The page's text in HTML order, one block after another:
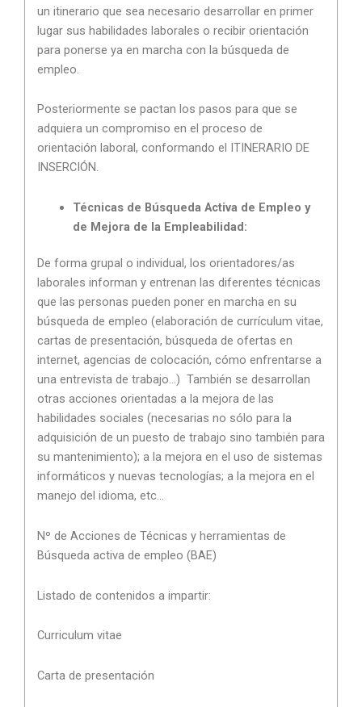
un itinerario que sea necesario desarrollar en primer
lugar sus habilidades laborales o recibir orientación
para ponerse ya en marcha con la búsqueda de
empleo.
Posteriormente se pactan los pasos para que se
adquiera un compromiso en el proceso de
orientación laboral, conformando el ITINERARIO DE
INSERCIÓN.
Técnicas de Búsqueda Activa de Empleo y
de Mejora de la Empleabilidad:
De forma grupal o individual, los orientadores/as
laborales informan y entrenan las diferentes técnicas
que las personas pueden poner en marcha en su
búsqueda de empleo (elaboración de currículum vitae,
cartas de presentación, búsqueda de ofertas en
internet, agencias de colocación, cómo enfrentarse a
una entrevista de trabajo…) También se desarrollan
otras acciones orientadas a la mejora de las
habilidades sociales (necesarias no sólo para la
adquisición de un puesto de trabajo sino también para
su mantenimiento); a la mejora en el uso de sistemas
informáticos y nuevas tecnologías; a la mejora en el
manejo del idioma, etc…
Nº de Acciones de Técnicas y herramientas de
Búsqueda activa de empleo (BAE)
Listado de contenidos a impartir:
Curriculum vitae
Carta de presentación